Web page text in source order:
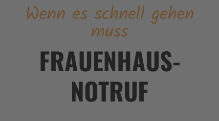
Wenn es schnell gehen
muss
FRAUENHAUS-
NOTRUF